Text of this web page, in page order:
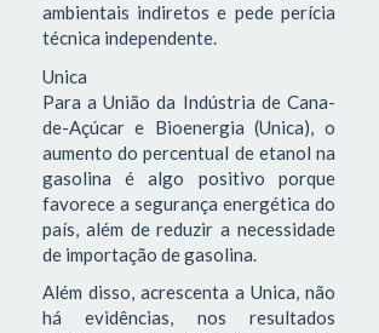
ambientais indiretos e pede perícia
técnica independente.
Unica
Para a União da Indústria de Cana-
de-Açúcar e Bioenergia (Unica), o
aumento do percentual de etanol na
gasolina é algo positivo porque
favorece a segurança energética do
país, além de reduzir a necessidade
de importação de gasolina.
Além disso, acrescenta a Unica, não
há evidências, nos resultados